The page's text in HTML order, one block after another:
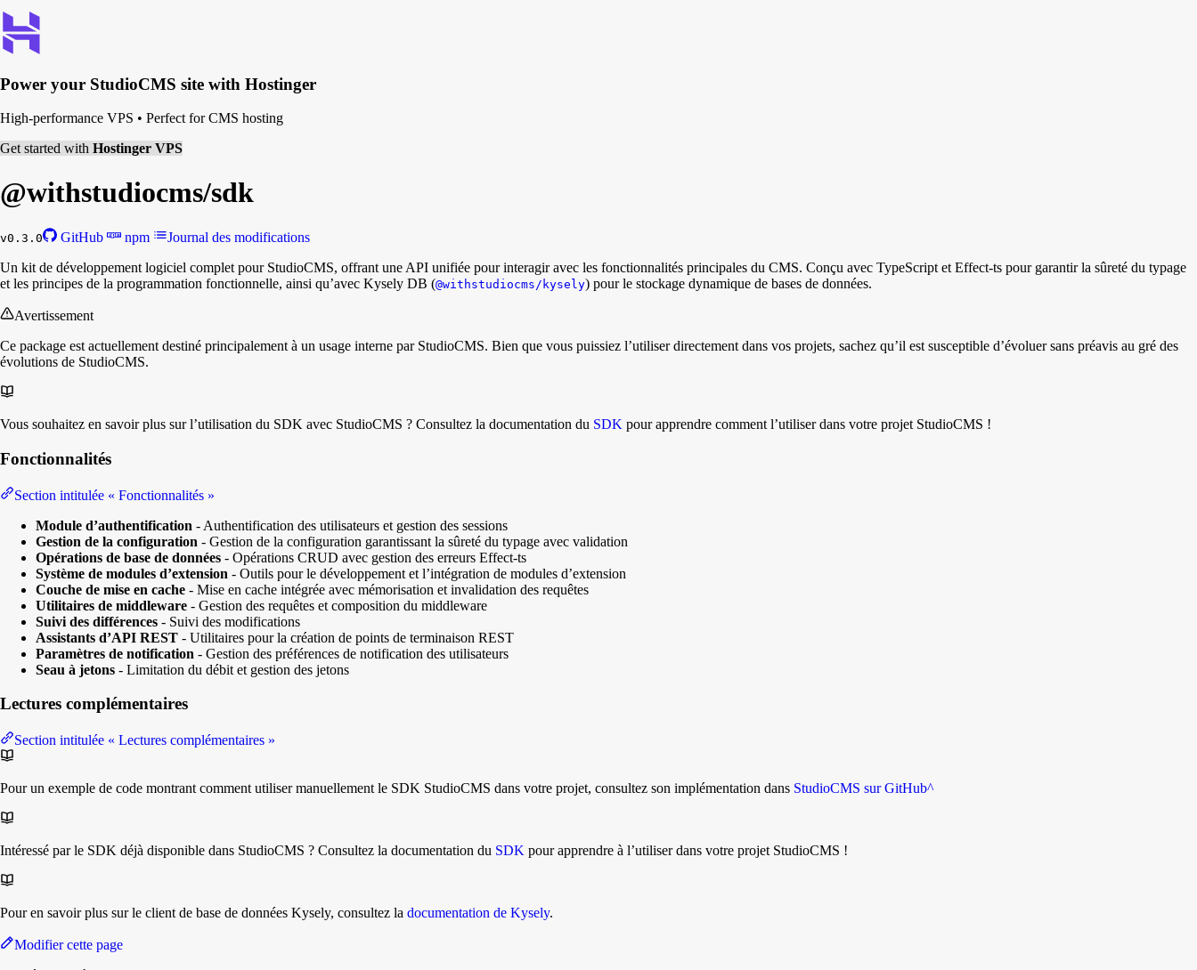
Power your StudioCMS site with Hostinger
High-performance VPS • Perfect for CMS hosting
Get started with Hostinger VPS
@withstudiocms/sdk
v0.3.0 GitHub npm
Journal des modifications
Un kit de développement logiciel complet pour StudioCMS, offrant une API unifiée pour interagir avec les fonctionnalités principales du CMS. Conçu avec TypeScript et Effect-ts pour garantir la sûreté du typage
et les principes de la programmation fonctionnelle, ainsi qu’avec Kysely DB (@withstudiocms/kysely) pour le stockage dynamique de bases de données.
Avertissement
Ce package est actuellement destiné principalement à un usage interne par StudioCMS. Bien que vous puissiez l’utiliser directement dans vos projets, sachez qu’il est susceptible d’évoluer sans préavis au gré des
évolutions de StudioCMS.
Vous souhaitez en savoir plus sur l’utilisation du SDK avec StudioCMS ? Consultez la documentation du SDK pour apprendre comment l’utiliser dans votre projet StudioCMS !
Fonctionnalités
Section intitulée « Fonctionnalités »
Module d’authentification - Authentification des utilisateurs et gestion des sessions
Gestion de la configuration - Gestion de la configuration garantissant la sûreté du typage avec validation
Opérations de base de données - Opérations CRUD avec gestion des erreurs Effect-ts
Système de modules d’extension - Outils pour le développement et l’intégration de modules d’extension
Couche de mise en cache - Mise en cache intégrée avec mémorisation et invalidation des requêtes
Utilitaires de middleware - Gestion des requêtes et composition du middleware
Suivi des différences - Suivi des modifications
Assistants d’API REST - Utilitaires pour la création de points de terminaison REST
Paramètres de notification - Gestion des préférences de notification des utilisateurs
Seau à jetons - Limitation du débit et gestion des jetons
Lectures complémentaires
Section intitulée « Lectures complémentaires »
Pour un exemple de code montrant comment utiliser manuellement le SDK StudioCMS dans votre projet, consultez son implémentation dans StudioCMS sur GitHub^
Intéressé par le SDK déjà disponible dans StudioCMS ? Consultez la documentation du SDK pour apprendre à l’utiliser dans votre projet StudioCMS !
Pour en savoir plus sur le client de base de données Kysely, consultez la documentation de Kysely.
Modifier cette page